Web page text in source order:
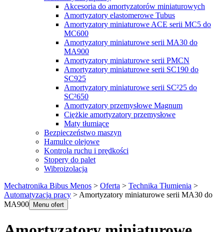
Akcesoria do amortyzatorów miniaturowych
Amortyzatory elastomerowe Tubus
Amortyzatory miniaturowe ACE serii MC5 do
MC600
Amortyzatory miniaturowe serii MA30 do
MA900
Amortyzatory miniaturowe serii PMCN
Amortyzatory miniaturowe serii SC190 do
SC925
Amortyzatory miniaturowe serii SC²25 do
SC²650
Amortyzatory przemysłowe Magnum
Ciężkie amortyzatory przemysłowe
Maty tłumiące
Bezpieczeństwo maszyn
Hamulce olejowe
Kontrola ruchu i prędkości
Stopery do palet
Wibroizolacja
Mechatronika Bibus Menos > Oferta > Technika Tłumienia >
Automatyzacja pracy >Amortyzatory miniaturowe serii MA30 do
MA900
Menu ofert